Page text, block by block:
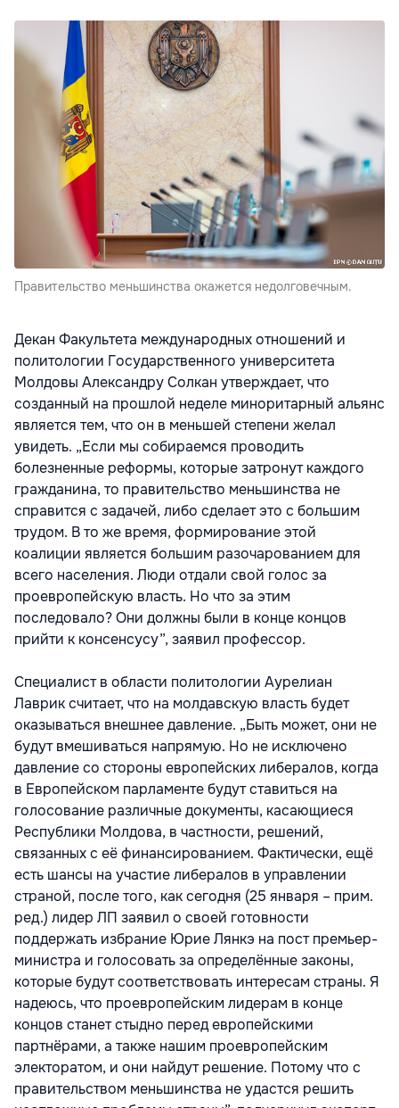
Правительство меньшинства окажется недолговечным.
Декан Факультета международных отношений и
политологии Государственного университета
Молдовы Александру Солкан утверждает, что
созданный на прошлой неделе миноритарный альянс
является тем, что он в меньшей степени желал
увидеть. „Если мы собираемся проводить
болезненные реформы, которые затронут каждого
гражданина, то правительство меньшинства не
справится с задачей, либо сделает это с большим
трудом. В то же время, формирование этой
коалиции является большим разочарованием для
всего населения. Люди отдали свой голос за
проевропейскую власть. Но что за этим
последовало? Они должны были в конце концов
прийти к консенсусу”, заявил профессор.
Специалист в области политологии Аурелиан
Лаврик считает, что на молдавскую власть будет
оказываться внешнее давление. „Быть может, они не
будут вмешиваться напрямую. Но не исключено
давление со стороны европейских либералов, когда
в Европейском парламенте будут ставиться на
голосование различные документы, касающиеся
Республики Молдова, в частности, решений,
связанных с её финансированием. Фактически, ещё
есть шансы на участие либералов в управлении
страной, после того, как сегодня (25 января – прим.
ред.) лидер ЛП заявил о своей готовности
поддержать избрание Юрие Лянкэ на пост премьер-
министра и голосовать за определённые законы,
которые будут соответствовать интересам страны. Я
надеюсь, что проевропейским лидерам в конце
концов станет стыдно перед европейскими
партнёрами, а также нашим проевропейским
электоратом, и они найдут решение. Потому что с
правительством меньшинства не удастся решить